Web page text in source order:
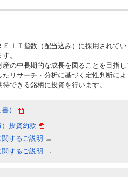
ＥＩＴ指数（配当込み）に採用されて
。
産の中長期的な成長を図ることを目指
たリサーチ・分析に基づく定性判断に
待できる銘柄に投資を行います。
）
投資約款
するご説明
するご説明